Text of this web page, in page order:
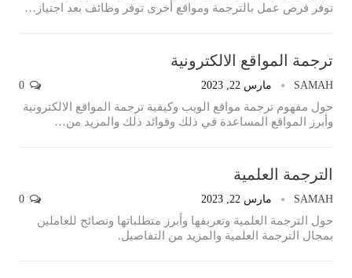
توفر فرص عمل بالترجمة ومواقع أخرى توفر وظائف بعد اجتياز…
ترجمة المواقع الالكترونية
SAMAH مارس 22, 2023
حول مفهوم ترجمة مواقع الويب وكيفية ترجمة المواقع الالكترونية
وأبرز المواقع المساعدة في ذلك وفوائد ذلك والمزيد من…
الترجمة العلمية
SAMAH مارس 22, 2023
حول الترجمة العلمية وتعريفها وأبرز متطلباتها ونصائح للعاملين
بمجال الترجمة العلمية والمزيد من التفاصيل.